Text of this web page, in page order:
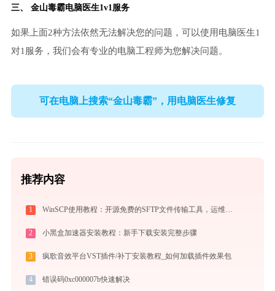
三、 金山毒霸电脑医生1v1服务
如果上面2种方法依然无法解决您的问题，可以使用电脑医生1
对1服务，我们会有专业的电脑工程师为您解决问题。
可在电脑上搜索“金山毒霸”，用电脑医生修复
推荐内容
1 WinSCP使用教程：开源免费的SFTP文件传输工具，运维必备远程管理利器
2 小黑盒加速器安装教程：新手下载安装完整步骤
3 疯歌音效平台VST插件/补丁安装教程_如何加载插件效果包
4 错误码0xc000007b快速解决